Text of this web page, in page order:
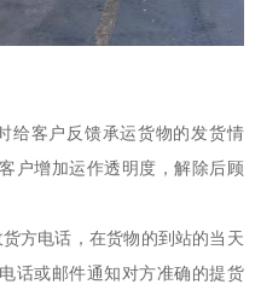
给客户反馈承运货物的发货情
户增加运作透明度，解除后顾
方电话，在货物的到站的当天
话或邮件通知对方准确的提货